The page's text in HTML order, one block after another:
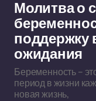
Молитва о
поддержку
ожидания
Беременность –
период в жизни
новая жизнь,